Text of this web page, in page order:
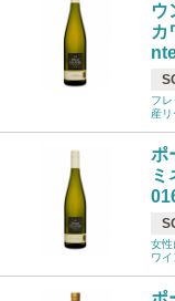
ウ
カ
フ
産リ
ポ
ミ
女性
ワイ